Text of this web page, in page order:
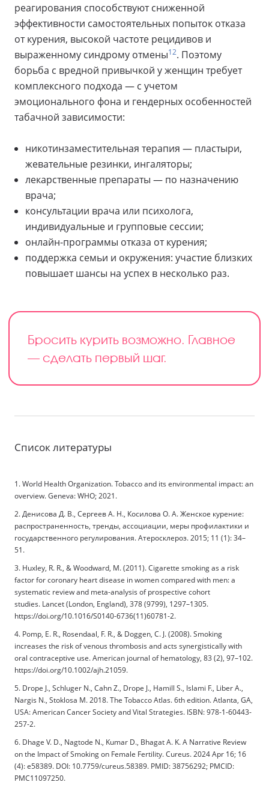
реагирования способствуют сниженной
эффективности самостоятельных попыток отказа
от курения, высокой частоте рецидивов и
выраженному синдрому отмены12. Поэтому
борьба с вредной привычкой у женщин требует
комплексного подхода — с учетом
эмоционального фона и гендерных особенностей
табачной зависимости:
никотинзаместительная терапия — пластыри,
жевательные резинки, ингаляторы;
лекарственные препараты — по назначению
врача;
консультации врача или психолога,
индивидуальные и групповые сессии;
онлайн-программы отказа от курения;
поддержка семьи и окружения: участие близких
повышает шансы на успех в несколько раз.
Бросить курить возможно. Главное
— сделать первый шаг.
Список литературы
1. World Health Organization. Tobacco and its environmental impact: an
overview. Geneva: WHO; 2021.
2. Денисова Д. В., Сергеев А. Н., Косилова О. А. Женское курение:
распространенность, тренды, ассоциации, меры профилактики и
государственного регулирования. Атеросклероз. 2015; 11 (1): 34–
51.
3. Huxley, R. R., & Woodward, M. (2011). Cigarette smoking as a risk
factor for coronary heart disease in women compared with men: a
systematic review and meta-analysis of prospective cohort
studies. Lancet (London, England), 378 (9799), 1297–1305.
https://doi.org/10.1016/S0140-6736(11)60781-2.
4. Pomp, E. R., Rosendaal, F. R., & Doggen, C. J. (2008). Smoking
increases the risk of venous thrombosis and acts synergistically with
oral contraceptive use. American journal of hematology, 83 (2), 97–102.
https://doi.org/10.1002/ajh.21059.
5. Drope J., Schluger N., Cahn Z., Drope J., Hamill S., Islami F., Liber A.,
Nargis N., Stoklosa M. 2018. The Tobacco Atlas. 6th edition. Atlanta, GA,
USA: American Cancer Society and Vital Strategies. ISBN: 978-1-60443-
257-2.
6. Dhage V. D., Nagtode N., Kumar D., Bhagat A. K. A Narrative Review
on the Impact of Smoking on Female Fertility. Cureus. 2024 Apr 16; 16
(4): e58389. DOI: 10.7759/cureus.58389. PMID: 38756292; PMCID:
PMC11097250.